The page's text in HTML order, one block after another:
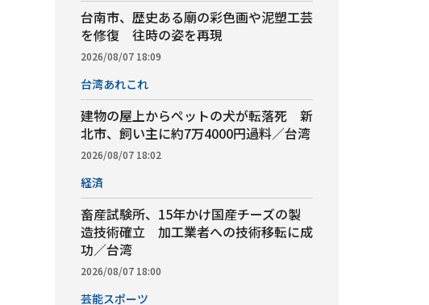
台南市、歴史ある廟の彩色画や泥塑工芸
を修復 往時の姿を再現
2026/08/07 18:09
台湾あれこれ
建物の屋上からペットの犬が転落死 新
北市、飼い主に約7万4000円過料／台湾
2026/08/07 18:02
経済
畜産試験所、15年かけ国産チーズの製
造技術確立 加工業者への技術移転に成
功／台湾
2026/08/07 18:00
芸能スポーツ